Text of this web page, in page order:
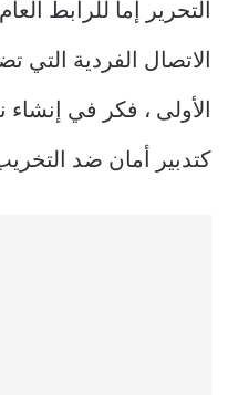
التحرير إما للرابط
الاتصال الفردية التي
الأولى ، فكر في
كتدبير أمان ضد